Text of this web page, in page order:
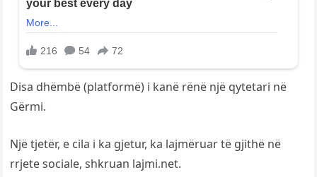
Disa dhëmbë (platformë) i kanë rënë një qytetari në
Gërmi.
Një tjetër, e cila i ka gjetur, ka lajmëruar të gjithë në
rrjete sociale, shkruan lajmi.net.